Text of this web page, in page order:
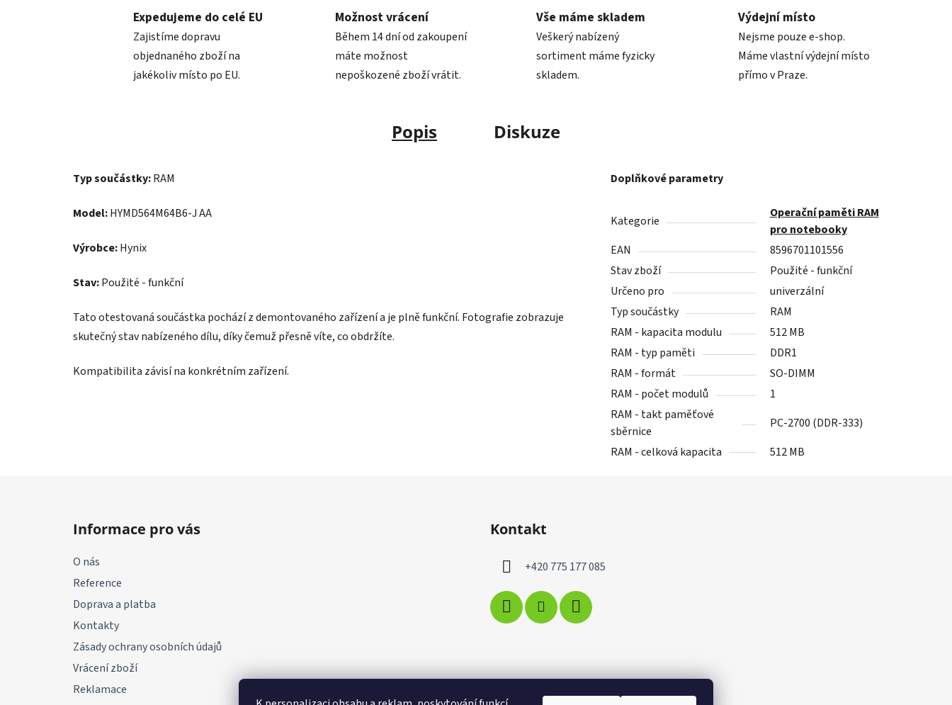
Expedujeme do celé EU
Zajistíme dopravu
objednaného zboží na
jakékoliv místo po EU.
Možnost vrácení
Během 14 dní od zakoupení
máte možnost
nepoškozené zboží vrátit.
Vše máme skladem
Veškerý nabízený
sortiment máme fyzicky
skladem.
Výdejní místo
Nejsme pouze e-shop.
Máme vlastní výdejní místo
přímo v Praze.
Popis Diskuze
Typ součástky:RAM
Model:HYMD564M64B6-J AA
Výrobce:Hynix
Stav:Použité - funkční
Tato otestovaná součástka pochází z demontovaného zařízení a je plně funkční. Fotografie zobrazuje
skutečný stav nabízeného dílu, díky čemuž přesně víte, co obdržíte.
Kompatibilita závisí na konkrétním zařízení.
Doplňkové parametry
Kategorie
Operační paměti RAM
pro notebooky
EAN
8596701101556
Stav zboží
Použité - funkční
Určeno pro
univerzální
Typ součástky
RAM
RAM - kapacita modulu
512 MB
RAM - typ paměti
DDR1
RAM - formát
SO-DIMM
RAM - počet modulů
1
RAM - takt paměťové
sběrnice
PC-2700 (DDR-333)
RAM - celková kapacita
512 MB
Informace pro vás
O nás
Reference
Doprava a platba
Kontakty
Zásady ochrany osobních údajů
Vrácení zboží
Reklamace
Kontakt
+420 775 177 085